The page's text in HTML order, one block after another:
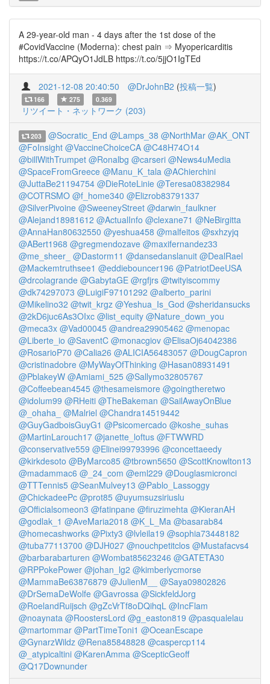
A 29-year-old man - 4 days after the 1st dose of the
#CovidVaccine (Moderna): chest pain ⇒ Myopericarditis
https://t.co/APQyO1JdLB https://t.co/5jjO1IgTEd
2021-12-08 20:40:50 @DrJohnB2 (投稿一覧)
166 275 0.369
リツイート・ネットワーク (203)
203 @Socratic_End @Lamps_38 @NorthMar @AK_ONT
@FoInsight @VaccineChoiceCA @C48H74O14
@billWithTrumpet @Ronalbg @carseri @News4uMedia
@SpaceFromGreece @Manu_K_tala @AChierchini
@JuttaBe21194754 @DieRoteLinie @Teresa08382984
@COTRSMO @f_home340 @Elizrob83791337
@SilverPivoine @SweeneyStreet @darwin_faulkner
@Alejand18981612 @ActualInfo @clexane71 @NeBirgitta
@AnnaHan80632550 @yeshua458 @malfeitos @sxhzyjq
@ABert1968 @gregmendozave @maxifernandez33
@me_sheer_ @Dastorm11 @dansedanslanuit @DealRael
@Mackemtruthsee1 @eddiebouncer196 @PatriotDeeUSA
@drcolagrande @GabytaGE @rgfjrs @twityiscommy
@dk74297073 @LuigiF97101292 @alberto_parini
@Mikelino32 @twit_krgz @Yeshua_Is_God @sheridansucks
@2kD6juc6As3OIxc @list_equity @Nature_down_you
@meca3x @Vad00045 @andrea29905462 @menopac
@Liberte_io @SaventC @monacgiov @ElisaOj64042386
@RosarioP70 @Calia26 @ALICIA56483057 @DougCapron
@cristinadobre @MyWayOfThinking @Hasan08931491
@PblakeyW @Amiami_525 @Sallymo32805767
@Coffeebean4545 @thesameismore @goingtheretwo
@idolum99 @RHeiti @TheBakeman @SailAwayOnBlue
@_ohaha_ @Malriel @Chandra14519442
@GuyGadboisGuyG1 @Psicomercado @koshe_suhas
@MartinLarouch17 @janette_loftus @FTWWRD
@conservative559 @Elinei99793996 @concettaeedy
@kirkdesoto @ByMarco85 @tbrown5650 @ScottKnowlton13
@madammac6 @_24_com @eml229 @Douglasmicronci
@TTTennis5 @SeanMulvey13 @Pablo_Lassoggy
@ChickadeePc @prot85 @uyumsuzsiriuslu
@Officialsomeon3 @fatinpane @firuzimehta @KieranAH
@godlak_1 @AveMaria2018 @K_L_Ma @basarab84
@homecashworks @Pixty3 @lvleila19 @sophia73448182
@tuba77113700 @DJH027 @nouchpetitclos @Mustafacvs4
@barbarabarturen @Wombat85623246 @GATETA30
@RPPokePower @johan_lg2 @kimberlycmorse
@MammaBe63876879 @JulienM__
@Saya09802826
@DrSemaDeWolfe @Gavrossa @SickfeldJorg
@RoelandRuijsch @gZcVrTf8oDQihqL @IncFlam
@noaynata @RoostersLord @g_easton819 @pasqualelau
@martommar @PartTimeToni1 @OceanEscape
@GynarzWildz @Rena85848828 @caspercp114
@_atypicaltini @KarenAmma @ScepticGeoff
@Q17Downunder